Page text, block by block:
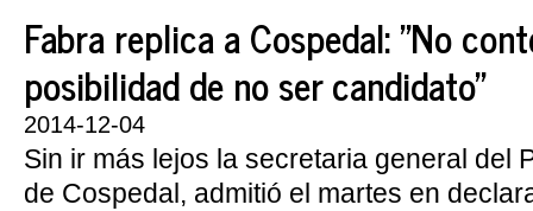
Fabra replica a Cospedal: "No
posibilidad de no ser candidato"
2014-12-04
Sin ir más lejos la secretaria general del
de Cospedal, admitió el martes en